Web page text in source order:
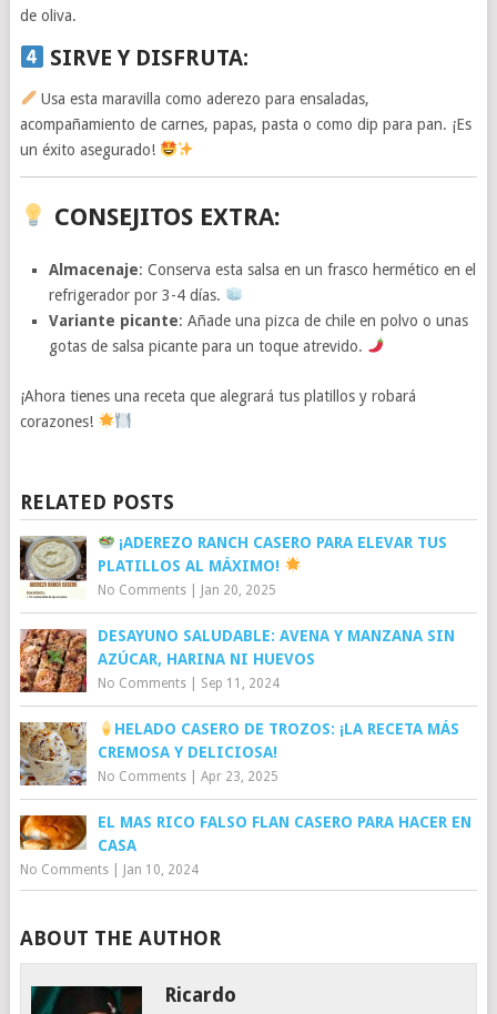
de oliva.
SIRVE Y DISFRUTA:
Usa esta maravilla como aderezo para ensaladas,
acompañamiento de carnes, papas, pasta o como dip para pan. ¡Es
un éxito asegurado!
CONSEJITOS EXTRA:
Almacenaje: Conserva esta salsa en un frasco hermético en el
refrigerador por 3-4 días.
Variante picante: Añade una pizca de chile en polvo o unas
gotas de salsa picante para un toque atrevido.
¡Ahora tienes una receta que alegrará tus platillos y robará
corazones!
RELATED POSTS
¡ADEREZO RANCH CASERO PARA ELEVAR TUS
PLATILLOS AL MÁXIMO!
No Comments| Jan 20, 2025
DESAYUNO SALUDABLE: AVENA Y MANZANA SIN
AZÚCAR, HARINA NI HUEVOS
No Comments| Sep 11, 2024
HELADO CASERO DE TROZOS: ¡LA RECETA MÁS
CREMOSA Y DELICIOSA!
No Comments| Apr 23, 2025
EL MAS RICO FALSO FLAN CASERO PARA HACER EN
CASA
No Comments| Jan 10, 2024
ABOUT THE AUTHOR
Ricardo